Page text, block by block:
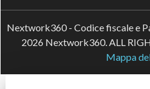
Nextwork360 - Codice fiscale e
2026 Nextwork360. ALL
Mappa